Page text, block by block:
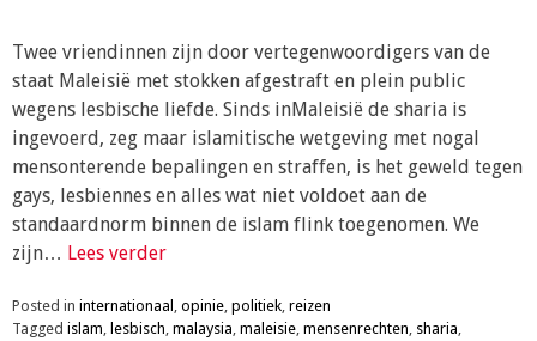
Twee vriendinnen zijn door vertegenwoordigers van de
staat Maleisië met stokken afgestraft en plein public
wegens lesbische liefde. Sinds inMaleisië de sharia is
ingevoerd, zeg maar islamitische wetgeving met nogal
mensonterende bepalingen en straffen, is het geweld tegen
gays, lesbiennes en alles wat niet voldoet aan de
standaardnorm binnen de islam flink toegenomen. We
zijn… Lees verder
Posted in internationaal , opinie, politiek, reizen
Tagged islam, lesbisch, malaysia, maleisie, mensenrechten, sharia,